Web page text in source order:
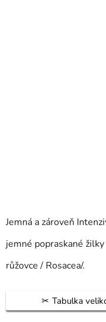
Jemná a zároveň
jemné popraskané
růžovce / Rosacea/.
Tabulka